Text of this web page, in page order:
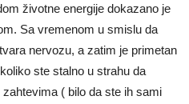
životne energije dokazano je
Sa vremenom u smislu da
nervozu, a zatim je primetan
ste stalno u strahu da
( bilo da ste ih sami